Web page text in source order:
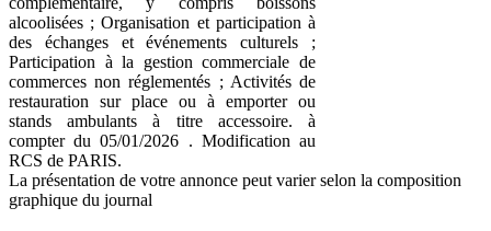
alcoolisées ; Organisation et participation à
des échanges et événements culturels ;
Participation à la gestion commerciale de
commerces non réglementés ; Activités de
restauration sur place ou à emporter ou
stands ambulants à titre accessoire. à
compter du 05/01/2026 . Modification au
RCS de PARIS.
La présentation de votre annonce peut varier selon la composition
graphique du journal